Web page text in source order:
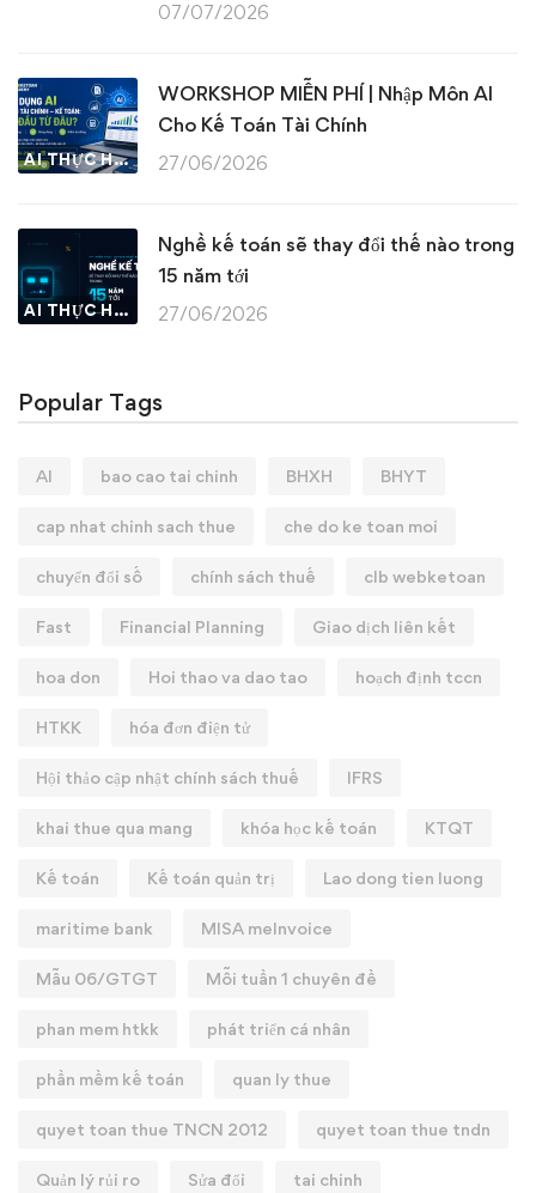
07/07/2026
AI THỰC HÀNH
WORKSHOP MIỄN PHÍ | Nhập Môn AI
Cho Kế Toán Tài Chính
27/06/2026
AI THỰC HÀNH
Nghề kế toán sẽ thay đổi thế nào trong
15 năm tới
27/06/2026
Popular Tags
AI bao cao tai chinh BHXH BHYT
cap nhat chinh sach thue che do ke toan moi
chuyển đổi số chính sách thuế clb webketoan
Fast Financial Planning Giao dịch liên kết
hoa don Hoi thao va dao tao hoạch định tccn
HTKK hóa đơn điện tử
Hội thảo cập nhật chính sách thuế IFRS
khai thue qua mang khóa học kế toán KTQT
Kế toán Kế toán quản trị Lao dong tien luong
maritime bank MISA meInvoice
Mẫu 06/GTGT Mỗi tuần 1 chuyên đề
phan mem htkk phát triển cá nhân
phần mềm kế toán quan ly thue
quyet toan thue TNCN 2012 quyet toan thue tndn
Quản lý rủi ro Sửa đổi tai chinh